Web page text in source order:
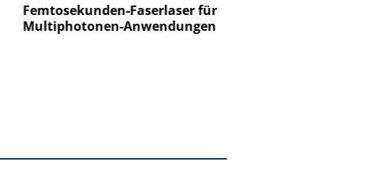
Femtosekunden-Faserlaser für
Multiphotonen-Anwendungen